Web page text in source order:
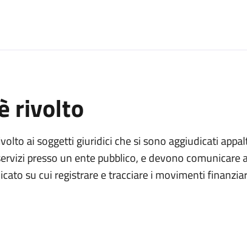
rivolto
aisoggetti giuridici che si sono aggiudicati
presso un ente pubblico, e devono comunicare
su cui registrare e tracciare i movimenti